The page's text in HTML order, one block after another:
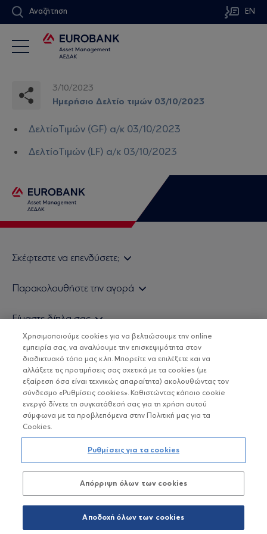
Αναζήτηση EN
3/10/2023
Ημερήσιο Δελτίο τιμών 03/10/2023
ΔελτίοΤιμών (GF) α/κ 03/10/2023
ΔελτίοΤιμών (LF) α/κ 03/10/2023
Σκέφτεστε να επενδύσετε;
Τιμολογιακή Πολιτική
Δείτε τις πολιτικές μας
Βασικές Γνώσεις
Παρακολουθήστε την αγορά
Τα νέα μας
Χρήσιμοι σύνδεσμοι
Είμαστε δίπλα σας
H Eurobank Asset Management ΑΕΔΑΚ
Επενδυτική φιλοσοφία ESG
Πιστοποιημένα στελέχη και συνεργάτες
Αποστολή Βιογραφικών
ΟΙ ΟΣΕΚΑ ΔΕΝ ΕΧΟΥΝ ΕΓΓΥΗΜΕΝΗ ΑΠΟΔΟΣΗ ΚΑΙ ΟΙ
ΠΡΟΗΓΟΥΜΕΝΕΣ ΑΠΟΔΟΣΕΙΣ ΔΕΝ ΔΙΑΣΦΑΛΙΖΟΥΝ ΤΙΣ
ΜΕΛΛΟΝΤΙΚΕΣ
Copyright © Eurobank ΑΕΔΑΚ
Προστασία Προσωπικών Δεδομένων
Όροι χρήσης
Πολιτική cookies
Χρησιμοποιούμε cookies για να βελτιώσουμε την online
εμπειρία σας, να αναλύουμε την επισκεψιμότητα στον
διαδικτυακό τόπο μας κ.λπ. Μπορείτε να επιλέξετε και να
αλλάξετε τις προτιμήσεις σας σχετικά με τα cookies (με
εξαίρεση όσα είναι τεχνικώς απαραίτητα) ακολουθώντας τον
σύνδεσμο «Ρυθμίσεις cookies». Καθιστώντας κάποιο cookie
ενεργό δίνετε τη συγκατάθεσή σας για τη χρήση αυτού
σύμφωνα με τα προβλεπόμενα στην Πολιτική μας για τα
Cookies.
Ρυθμίσεις για τα cookies
Απόρριψη όλων των cookies
Αποδοχή όλων των cookies